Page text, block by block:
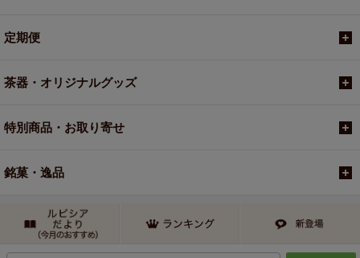
定期便
茶器・オリジナルグッズ
特別商品・お取り寄せ
銘菓・逸品